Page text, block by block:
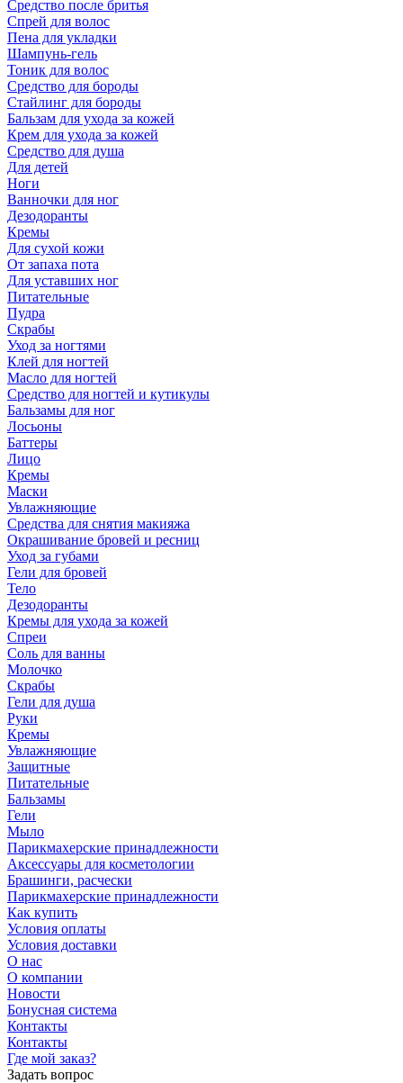
Средство после бритья
Спрей для волос
Пена для укладки
Шампунь-гель
Тоник для волос
Средство для бороды
Стайлинг для бороды
Бальзам для ухода за кожей
Крем для ухода за кожей
Средство для душа
Для детей
Ноги
Ванночки для ног
Дезодоранты
Кремы
Для сухой кожи
От запаха пота
Для уставших ног
Питательные
Пудра
Скрабы
Уход за ногтями
Клей для ногтей
Масло для ногтей
Средство для ногтей и кутикулы
Бальзамы для ног
Лосьоны
Баттеры
Лицо
Кремы
Маски
Увлажняющие
Средства для снятия макияжа
Окрашивание бровей и ресниц
Уход за губами
Гели для бровей
Тело
Дезодоранты
Кремы для ухода за кожей
Спреи
Соль для ванны
Молочко
Скрабы
Гели для душа
Руки
Кремы
Увлажняющие
Защитные
Питательные
Бальзамы
Гели
Мыло
Парикмахерские принадлежности
Аксессуары для косметологии
Брашинги, расчески
Парикмахерские принадлежности
Как купить
Условия оплаты
Условия доставки
О нас
О компании
Новости
Бонусная система
Контакты
Контакты
Где мой заказ?
Задать вопрос